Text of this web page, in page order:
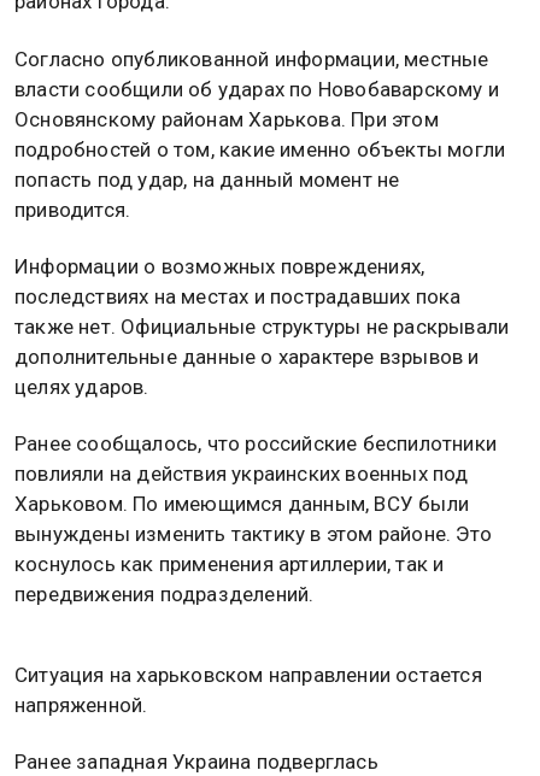
Согласно опубликованной информации, местные
власти сообщили об ударах по Новобаварскому и
Основянскому районам Харькова. При этом
подробностей о том, какие именно объекты могли
попасть под удар, на данный момент не
приводится.
Информации о возможных повреждениях,
последствиях на местах и пострадавших пока
также нет. Официальные структуры не раскрывали
дополнительные данные о характере взрывов и
целях ударов.
Ранее сообщалось, что российские беспилотники
повлияли на действия украинских военных под
Харьковом. По имеющимся данным, ВСУ были
вынуждены изменить тактику в этом районе. Это
коснулось как применения артиллерии, так и
передвижения подразделений.
Ситуация на харьковском направлении остается
напряженной.
Ранее западная Украина подверглась